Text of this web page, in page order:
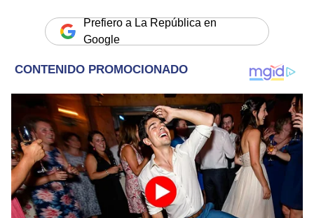
Prefiero a La República en
Google